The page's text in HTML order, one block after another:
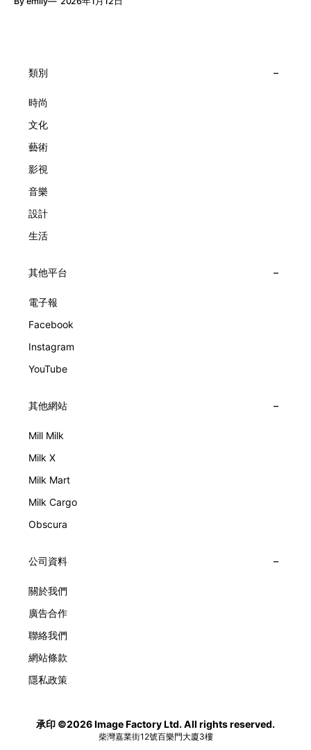
報時的功能，而是把稍縱即逝的瞬間凝結成可以反覆閱讀的畫
子，以及訴說時間的珠寶。每個主題展區都有精美的佈置回應
詩篇」展覽，邀請大家走進由愛情故事、詩意星象、迷人自然
大主題展區，彰顯世家的核心價值。2010年，Van Cleef &
級鐘錶大賞（Grand Prix d'Horlogerie de Genève）中獲獎的
擁而吻。雙逆跳機芯精準驅動這場機械浪漫，讓時間不再是抽
象概念，而是心跳的律動。 故事並未完結，2025年推出的
Lady Arpels Bal des Amoureux
類別
時尚
文化
藝術
影視
音樂
設計
生活
其他平台
電子報
Facebook
Instagram
YouTube
其他網站
Mill Milk
Milk X
Milk Mart
Milk Cargo
Obscura
公司資料
關於我們
廣告合作
聯絡我們
網站條款
隱私政策
承印 ©2026 Image Factory Ltd. All rights reserved.
柴灣嘉業街12號百樂門大廈3樓